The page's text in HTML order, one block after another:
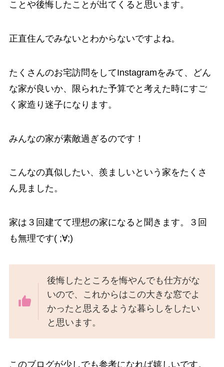
ことや後悔したことが出てくると思います。
正直住んでみないとわからないですよね。
たくさんのお宅訪問をしてInstagramをみて、どん
な家が良いか、限られた予算でと考えた時にすご
く家造り迷子になります。
みんなの家が素敵過ぎるのです！
こんなの真似したい、羨ましいという家をたくさ
ん見ました。
家は３回建てて理想の家になると聞きます。３回
も無理です( ;∀;)
後悔したところを悔やんでも仕方がな
いので、これからはこの大きな窓でよ
かったと思えるような暮らしをしたい
と思います。
このブログが少しでも参考になれば嬉しいです。